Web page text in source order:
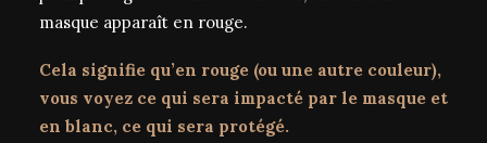
masque apparaît en rouge.
Cela signifie qu’en rouge (ou une autre couleur),
vous voyez ce qui sera impacté par le masque et
en blanc, ce qui sera protégé.